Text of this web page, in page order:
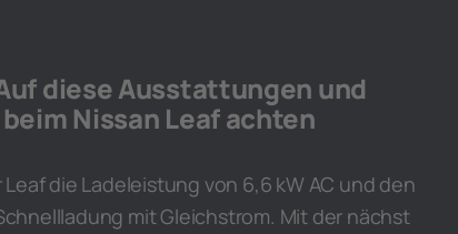
diese Ausstattungen und
Nissan Leaf achten
Leaf die Ladeleistung von 6,6 kW AC und den
mit Gleichstrom. Mit der nächst